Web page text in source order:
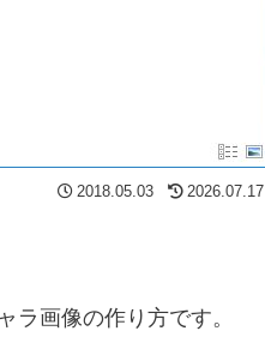
2018.05.03 2026.07.17
ラ画像の作り方です。